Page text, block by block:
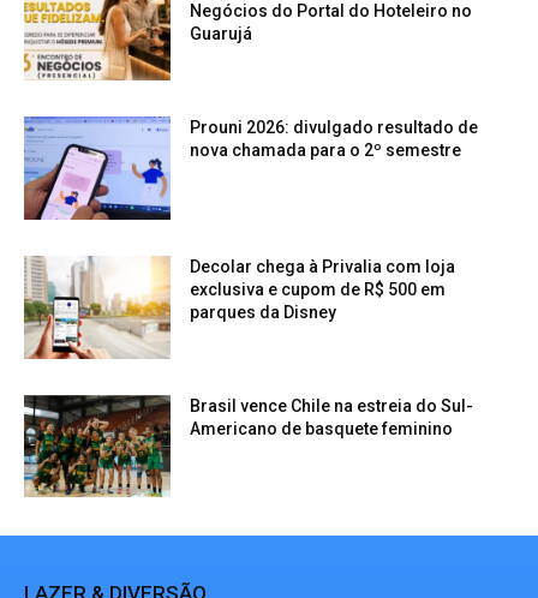
Negócios do Portal do Hoteleiro no
Guarujá
Prouni 2026: divulgado resultado de
nova chamada para o 2º semestre
Decolar chega à Privalia com loja
exclusiva e cupom de R$ 500 em
parques da Disney
Brasil vence Chile na estreia do Sul-
Americano de basquete feminino